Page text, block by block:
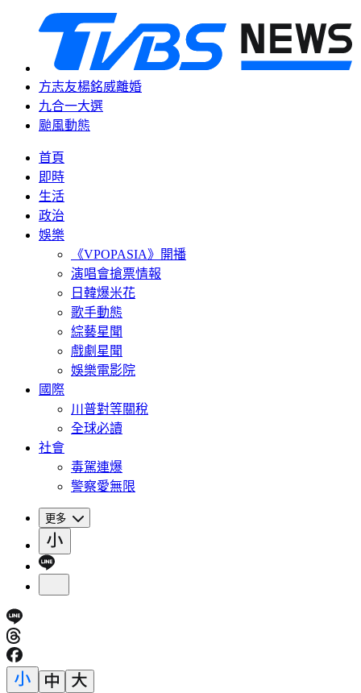
方志友楊銘威離婚
九合一大選
颱風動態
首頁
即時
生活
政治
娛樂
《VPOPASIA》開播
演唱會搶票情報
日韓爆米花
歌手動態
綜藝星聞
戲劇星聞
娛樂電影院
國際
川普對等關稅
全球必讀
社會
毒駕連爆
警察愛無限
更多